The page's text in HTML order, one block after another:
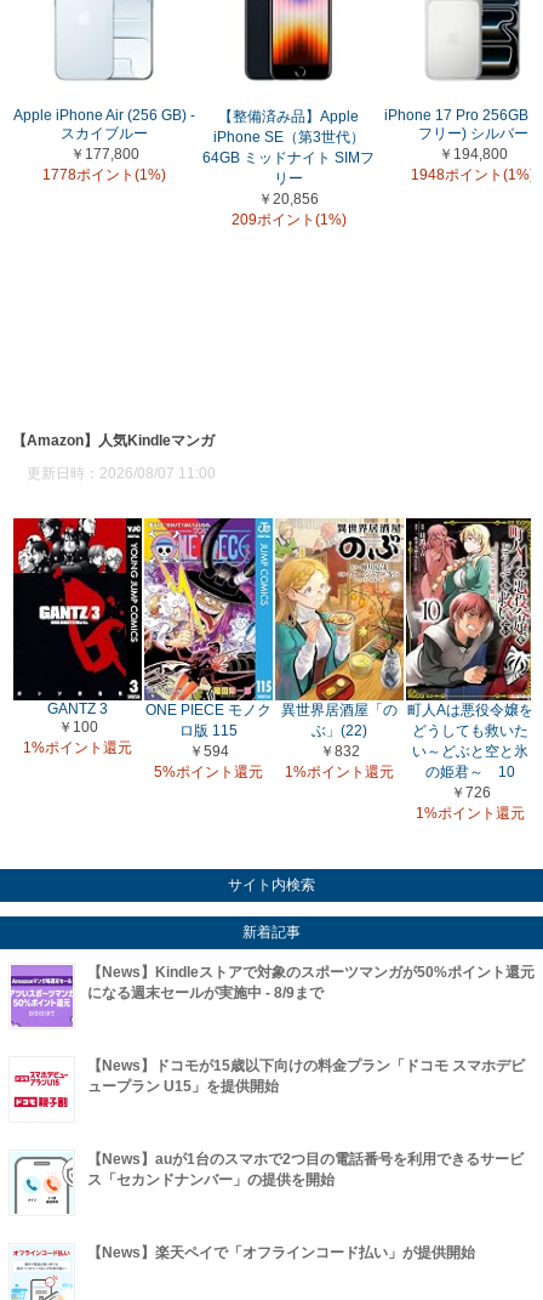
Apple iPhone Air (256 GB) -
スカイブルー
￥177,800
1778ポイント(1%)
【整備済み品】Apple
iPhone SE（第3世代）
64GB ミッドナイト SIMフ
リー
￥20,856
209ポイント(1%)
iPhone 17 Pro 256GB
フリー) シルバー
￥194,800
1948ポイント(1%)
【Amazon】人気Kindleマンガ
更新日時：2026/08/07 11:00
GANTZ 3
￥100
1%ポイント還元
ONE PIECE モノク
ロ版 115
￥594
5%ポイント還元
異世界居酒屋「の
ぶ」(22)
￥832
1%ポイント還元
町人Aは悪役令嬢を
どうしても救いた
い～どぶと空と氷
の姫君～ 10
￥726
1%ポイント還元
サイト内検索
新着記事
【News】Kindleストアで対象のスポーツマンガが50%ポイント還元
になる週末セールが実施中 - 8/9まで
【News】ドコモが15歳以下向けの料金プラン「ドコモ スマホデビ
ュープラン U15」を提供開始
【News】auが1台のスマホで2つ目の電話番号を利用できるサービ
ス「セカンドナンバー」の提供を開始
【News】楽天ペイで「オフラインコード払い」が提供開始